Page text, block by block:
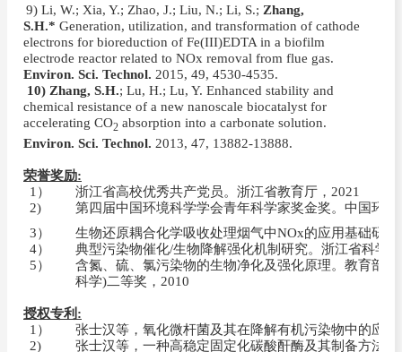
9) Li, W.; Xia, Y.; Zhao, J.; Liu, N.; Li, S.; Zhang,
S.H.* Generation, utilization, and transformation of cathode
electrons for bioreduction of Fe(III)EDTA in a biofilm
electrode reactor related to NOx removal from flue gas.
Environ. Sci. Technol. 2015, 49, 4530-4535.
10) Zhang, S.H.; Lu, H.; Lu, Y. Enhanced stability and
chemical resistance of a new nanoscale biocatalyst for
accelerating CO2 absorption into a carbonate solution.
Environ. Sci. Technol. 2013, 47, 13882-13888.
荣誉奖励:
1 ） 浙江省高校优秀共产党员。浙江省教育厅， 2021
2)
第四届中国环境科学学会青年科学家奖金奖。中国环
3） 生物还原耦合化学吸收处理烟气中NOx的应用基础研
4） 典型污染物催化/生物降解强化机制研究。浙江省科学
5） 含氮、硫、氯污染物的生物净化及强化原理。 教育部高
科学)二等奖， 2010
授权专利 :
1 ）
张士汉等，氧化微杆菌及其在降解有机污染物中的应用
2)
张士汉等，一种高稳定固定化碳酸酐酶及其制备方法与